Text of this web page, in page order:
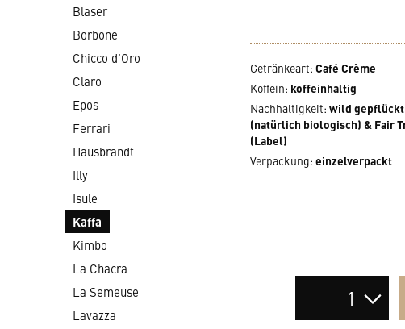
Blaser
Borbone
Chicco d’Oro
Claro
Epos
Ferrari
Hausbrandt
Illy
Isule
Kaffa
Kimbo
La Chacra
La Semeuse
Lavazza
Getränkeart: Café Crème
Koffein: koffeinhaltig
Nachhaltigkeit: wild gepflückt
(natürlich biologisch) & Fair
(Label)
Verpackung: einzelverpackt